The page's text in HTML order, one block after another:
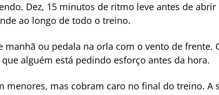
Dez, 15 minutos de ritmo leve antes de abrir
ao longo de todo o treino.
ou pedala na orla com o vento de frente.
alguém está pedindo esforço antes da hora.
mas cobram caro no final do treino. A